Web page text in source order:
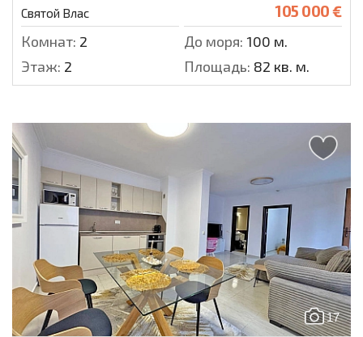
Святой Влас 105 000 €
Комнат: 2 До моря: 100 м.
Этаж: 2 Площадь: 82 кв. м.
17